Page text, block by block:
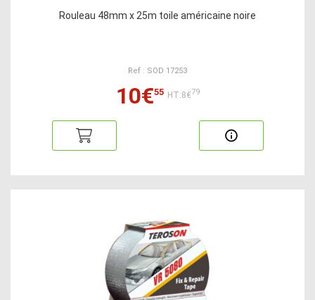
Rouleau 48mm x 25m toile américaine noire
Ref : SOD 17253
10€55 HT:8€79